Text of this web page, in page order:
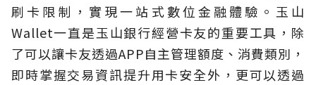
刷卡限制，實現一站式數位金融體驗。玉山
Wallet一直是玉山銀行經營卡友的重要工具，除
了可以讓卡友透過APP自主管理額度、消費類別，
即時掌握交易資訊提升用卡安全外，更可以透過